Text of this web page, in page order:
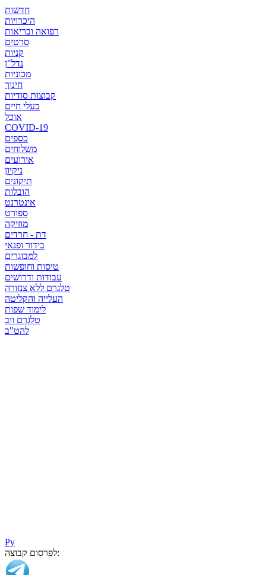
חדשות
היכרויות
רפואה ובריאות
סרטים
קניות
נדל"ן
מכוניות
חינוך
קבוצות סודיות
בעלי חיים
אוכל
COVID-19
כספים
משלוחים
אירועים
ניקיון
תיקונים
הובלות
אינטרנט
ספורט
מוזיקה
דת - חרדים
בידור ופנאי
למבוגרים
טיסות וחופשות
עבודות ודרושים
טלגרם ללא צנזורה
העלייה והקליטה
לימוד שפות
טלגרם ווב
להט"ב
Ру
לפרסום קבוצה: